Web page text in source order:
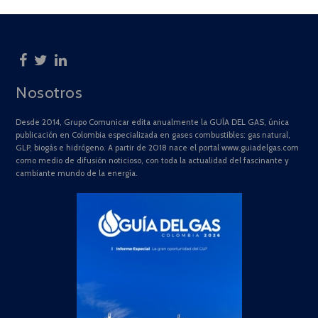
Nosotros
Desde 2014, Grupo Comunicar edita anualmente la GUÍA DEL GAS, única
publicación en Colombia especializada en gases combustibles: gas natural,
GLP, biogás e hidrógeno. A partir de 2018 nace el portal www.guiadelgas.com
como medio de difusión noticioso, con toda la actualidad del fascinante y
cambiante mundo de la energía.